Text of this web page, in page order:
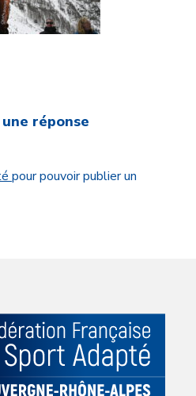
réponse
pour pouvoir publier un